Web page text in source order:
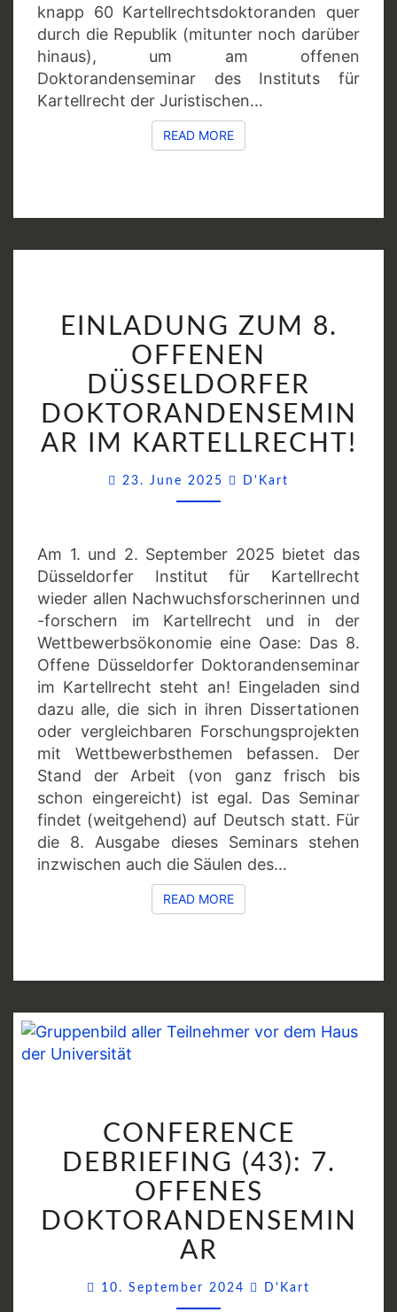
knapp 60 Kartellrechtsdoktoranden quer
durch die Republik (mitunter noch darüber
hinaus), um am offenen
Doktorandenseminar des Instituts für
Kartellrecht der Juristischen…
READ MOREREAD MORE
ZUM
8.
OFFENEN
DÜSSELDORFER
IM
EINLADUNG ZUM 8.
OFFENEN
DÜSSELDORFER
DOKTORANDENSEMIN
AR IM KARTELLRECHT!
23. June 2025 D'Kart
Am 1. und 2. September 2025 bietet das
Düsseldorfer Institut für Kartellrecht
wieder allen Nachwuchsforscherinnen und
-forschern im Kartellrecht und in der
Wettbewerbsökonomie eine Oase: Das 8.
Offene Düsseldorfer Doktorandenseminar
im Kartellrecht steht an! Eingeladen sind
dazu alle, die sich in ihren Dissertationen
oder vergleichbaren Forschungsprojekten
mit Wettbewerbsthemen befassen. Der
Stand der Arbeit (von ganz frisch bis
schon eingereicht) ist egal. Das Seminar
findet (weitgehend) auf Deutsch statt. Für
die 8. Ausgabe dieses Seminars stehen
inzwischen auch die Säulen des…
READ MOREREAD MORE
DEBRIEFING
(43):
7.
OFFENES
CONFERENCE
DEBRIEFING (43): 7.
OFFENES
DOKTORANDENSEMIN
AR
10. September 2024 D'Kart